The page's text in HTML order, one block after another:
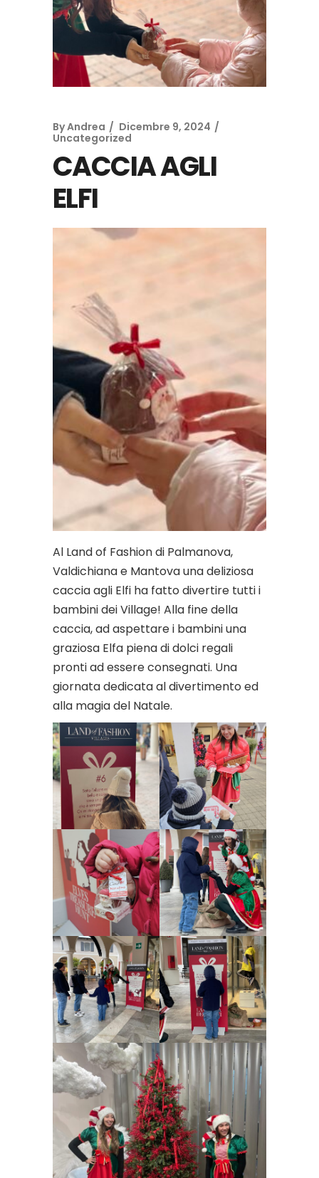
ByAndrea
Dicembre 9, 2024
Uncategorized
CACCIA AGLI
ELFI
Al Land of Fashion di Palmanova,
Valdichiana e Mantova una deliziosa
caccia agli Elfi ha fatto divertire tutti i
bambini dei Village! Alla fine della
caccia, ad aspettare i bambini una
graziosa Elfa piena di dolci regali
pronti ad essere consegnati. Una
giornata dedicata al divertimento ed
alla magia del Natale.